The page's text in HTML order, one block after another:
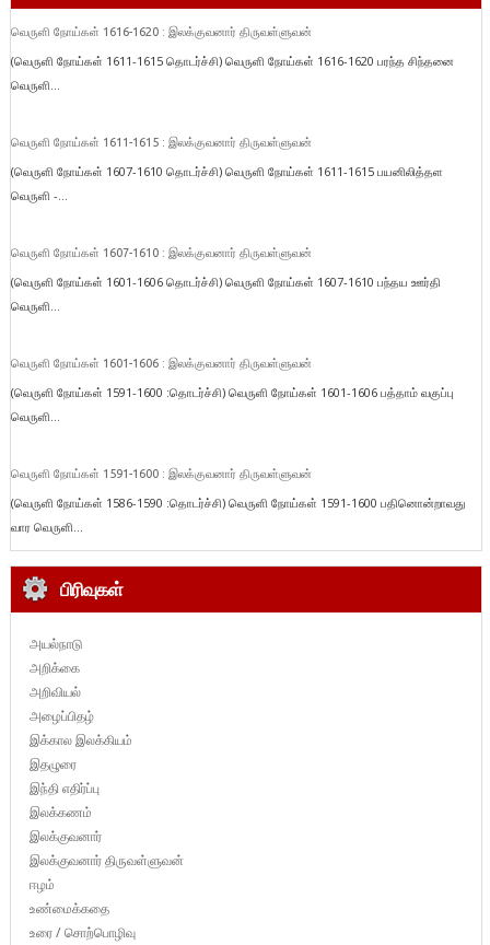
வெருளி நோய்கள் 1616-1620 : இலக்குவனார் திருவள்ளுவன்
(வெருளி நோய்கள் 1611-1615 தொடர்ச்சி) வெருளி நோய்கள் 1616-1620 பரந்த சிந்தனை
வெருளி...
வெருளி நோய்கள் 1611-1615 : இலக்குவனார் திருவள்ளுவன்
(வெருளி நோய்கள் 1607-1610 தொடர்ச்சி) வெருளி நோய்கள் 1611-1615 பயனிலித்தள
வெருளி -...
வெருளி நோய்கள் 1607-1610 : இலக்குவனார் திருவள்ளுவன்
(வெருளி நோய்கள் 1601-1606 தொடர்ச்சி) வெருளி நோய்கள் 1607-1610 பந்தய ஊர்தி
வெருளி...
வெருளி நோய்கள் 1601-1606 : இலக்குவனார் திருவள்ளுவன்
(வெருளி நோய்கள் 1591-1600 :தொடர்ச்சி) வெருளி நோய்கள் 1601-1606 பத்தாம் வகுப்பு
வெருளி...
வெருளி நோய்கள் 1591-1600 : இலக்குவனார் திருவள்ளுவன்
(வெருளி நோய்கள் 1586-1590 :தொடர்ச்சி) வெருளி நோய்கள் 1591-1600 பதினொன்றாவது
வார வெருளி...
பிரிவுகள்
அயல்நாடு
அறிக்கை
அறிவியல்
அழைப்பிதழ்
இக்கால இலக்கியம்
இதழுரை
இந்தி எதிர்ப்பு
இலக்கணம்
இலக்குவனார்
இலக்குவனார் திருவள்ளுவன்
ஈழம்
உண்மைக்கதை
உரை / சொற்பொழிவு